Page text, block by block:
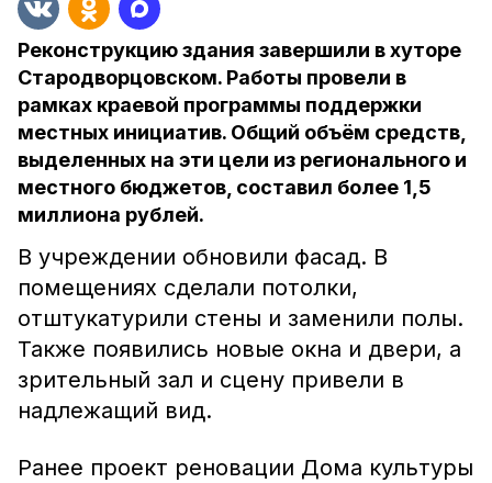
Реконструкцию здания завершили в хуторе
Стародворцовском. Работы провели в
рамках краевой программы поддержки
местных инициатив. Общий объём средств,
выделенных на эти цели из регионального и
местного бюджетов, составил более 1,5
миллиона рублей.
В учреждении обновили фасад. В
помещениях сделали потолки,
отштукатурили стены и заменили полы.
Также появились новые окна и двери, а
зрительный зал и сцену привели в
надлежащий вид.
Ранее проект реновации Дома культуры